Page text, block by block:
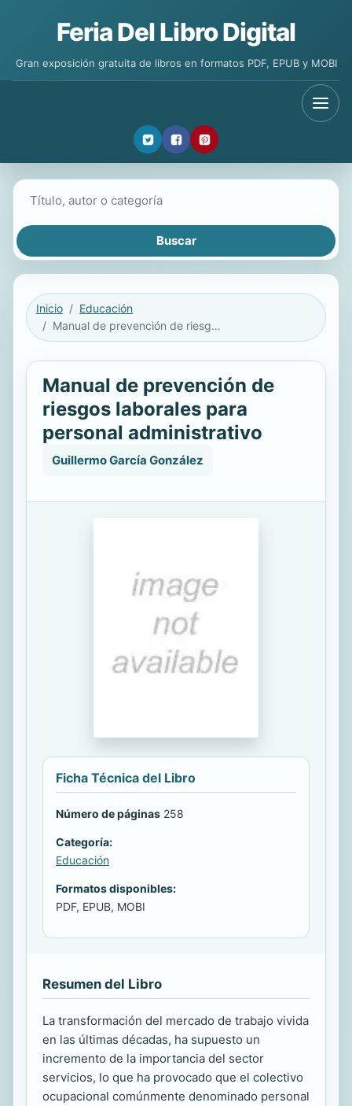
Feria Del Libro Digital
Gran exposición gratuita de libros en formatos PDF, EPUB y MOBI
Inicio
Educación
Manual de prevención de riesgos laborales para personal administrativo
Manual de prevención de
riesgos laborales para
personal administrativo
Guillermo García González
Ficha Técnica del Libro
Número de páginas 258
Categoría:
Educación
Formatos disponibles:
PDF, EPUB, MOBI
Resumen del Libro
La transformación del mercado de trabajo vivida
en las últimas décadas, ha supuesto un
incremento de la importancia del sector
servicios, lo que ha provocado que el colectivo
ocupacional comúnmente denominado personal